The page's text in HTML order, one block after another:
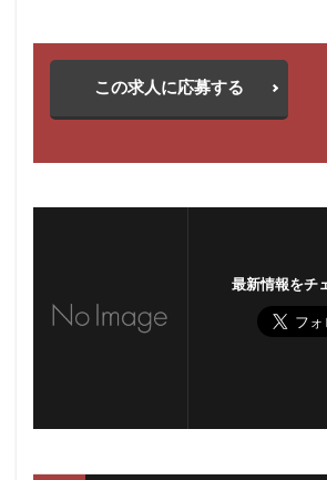
この求人に応募する
最新情報をチ